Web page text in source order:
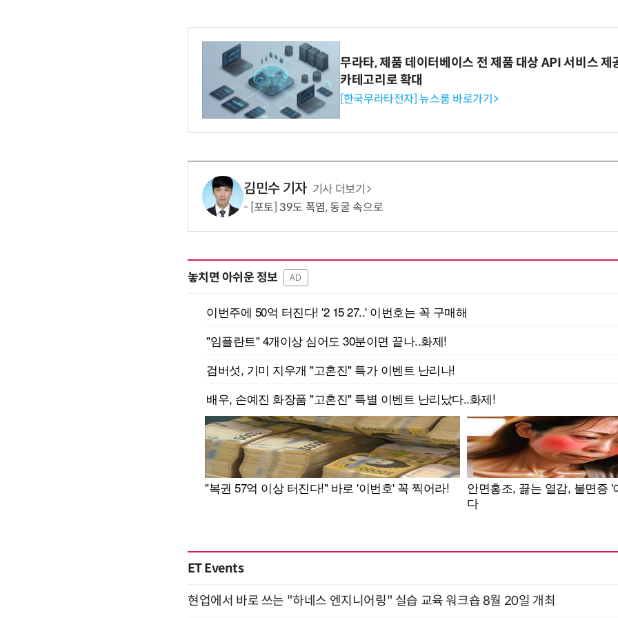
무라타, 제품 데이터베이스 전 제품 대상 API 서비스
카테고리로 확대
[한국무라타전자] 뉴스룸 바로가기>
김민수 기자 기사 더보기
[포토] 39도 폭염, 동굴 속으로
놓치면 아쉬운 정보 AD
ET Events
현업에서 바로 쓰는 "하네스 엔지니어링" 실습 교육 워크숍 8월 20일 개최